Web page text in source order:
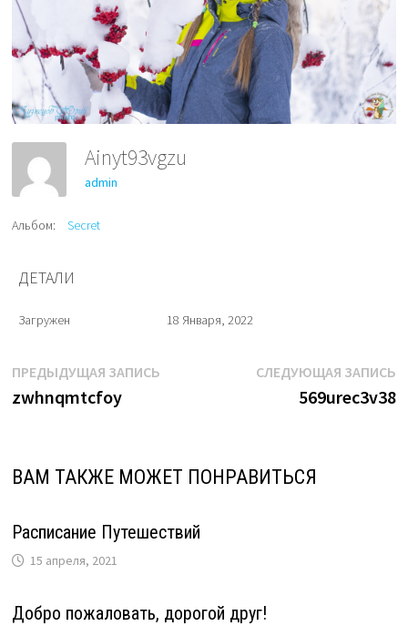
Ainyt93vgzu
admin
Альбом: Secret
ДЕТАЛИ
Загружен 18 Января, 2022
Навигация
по
ПРЕДЫДУЩАЯ ЗАПИСЬПредыдущая
zwhnqmtcfoy
СЛЕДУЮЩАЯ ЗАПИСЬ
569urec3v38
ВАМ ТАКЖЕ МОЖЕТ ПОНРАВИТЬСЯ
Расписание Путешествий
15 апреля, 2021
Добро пожаловать, дорогой друг!